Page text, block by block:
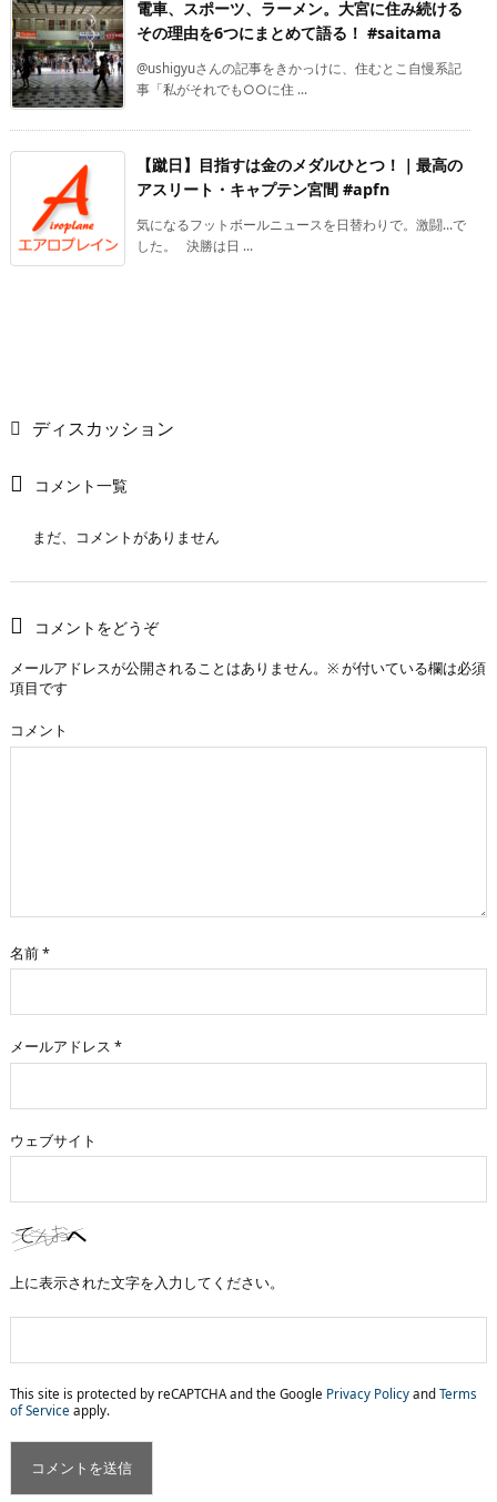
電車、スポーツ、ラーメン。大宮に住み続ける
その理由を6つにまとめて語る！ #saitama
@ushigyuさんの記事をきかっけに、住むとこ自慢系記
事「私がそれでも○○に住 ...
【蹴日】目指すは金のメダルひとつ！｜最高の
アスリート・キャプテン宮間 #apfn
気になるフットボールニュースを日替わりで。激闘…で
した。 決勝は日 ...
ディスカッション
コメント一覧
まだ、コメントがありません
コメントをどうぞ
メールアドレスが公開されることはありません。 ※が付いている欄は必須
項目です
コメント
名前*
メールアドレス *
ウェブサイト
上に表示された文字を入力してください。
This site is protected by reCAPTCHA and the Google Privacy Policy and Terms
of Service apply.